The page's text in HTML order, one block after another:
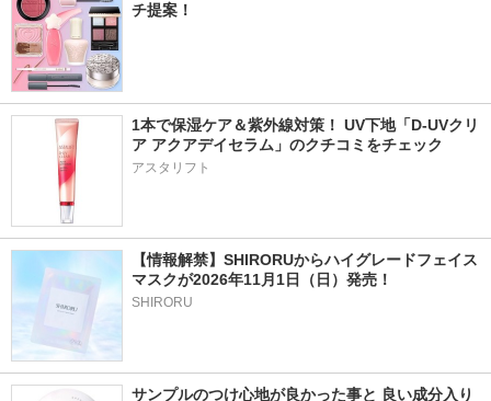
チ提案！
1本で保湿ケア＆紫外線対策！ UV下地「D-UVクリ
ア アクアデイセラム」のクチコミをチェック
アスタリフト
【情報解禁】SHIRORUからハイグレードフェイス
マスクが2026年11月1日（日）発売！
SHIRORU
サンプルのつけ心地が良かった事と 良い成分入り